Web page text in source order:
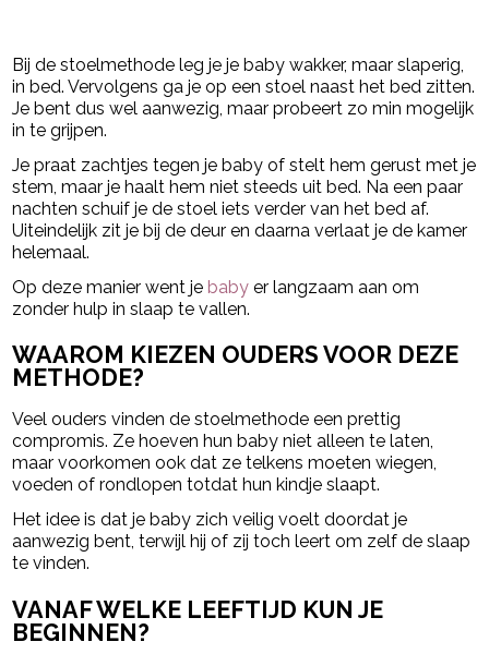
Bij de stoelmethode leg je je baby wakker, maar slaperig,
in bed. Vervolgens ga je op een stoel naast het bed zitten.
Je bent dus wel aanwezig, maar probeert zo min mogelijk
in te grijpen.
Je praat zachtjes tegen je baby of stelt hem gerust met je
stem, maar je haalt hem niet steeds uit bed. Na een paar
nachten schuif je de stoel iets verder van het bed af.
Uiteindelijk zit je bij de deur en daarna verlaat je de kamer
helemaal.
Op deze manier went je baby er langzaam aan om
zonder hulp in slaap te vallen.
WAAROM KIEZEN OUDERS VOOR DEZE
METHODE?
Veel ouders vinden de stoelmethode een prettig
compromis. Ze hoeven hun baby niet alleen te laten,
maar voorkomen ook dat ze telkens moeten wiegen,
voeden of rondlopen totdat hun kindje slaapt.
Het idee is dat je baby zich veilig voelt doordat je
aanwezig bent, terwijl hij of zij toch leert om zelf de slaap
te vinden.
VANAF WELKE LEEFTIJD KUN JE
BEGINNEN?